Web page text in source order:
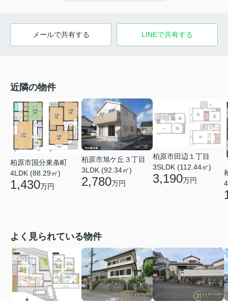
メールで共有する LINEで共有する
近隣の物件
柏原市国分東条町
4LDK (88.29㎡)
1,430万円
柏原市旭ケ丘３丁目
3LDK (92.34㎡)
2,780万円
柏原市田辺１丁目
3SLDK (112.44㎡)
3,190万円
よく見られている物件